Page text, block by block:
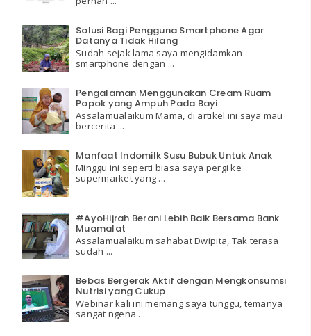
Solusi Bagi Pengguna Smartphone Agar
Datanya Tidak Hilang
Sudah sejak lama saya mengidamkan
smartphone dengan ...
Pengalaman Menggunakan Cream Ruam
Popok yang Ampuh Pada Bayi
Assalamualaikum Mama, di artikel ini saya mau
bercerita ...
Manfaat Indomilk Susu Bubuk Untuk Anak
Minggu ini seperti biasa saya pergi ke
supermarket yang ...
#AyoHijrah Berani Lebih Baik Bersama Bank
Muamalat
Assalamualaikum sahabat Dwipita, Tak terasa
sudah ...
Bebas Bergerak Aktif dengan Mengkonsumsi
Nutrisi yang Cukup
Webinar kali ini memang saya tunggu, temanya
sangat ngena ...